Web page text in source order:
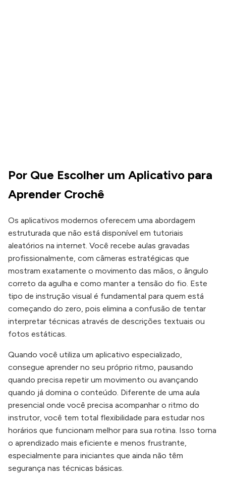
Por Que Escolher um Aplicativo para
Aprender Crochê
Os aplicativos modernos oferecem uma abordagem
estruturada que não está disponível em tutoriais
aleatórios na internet. Você recebe aulas gravadas
profissionalmente, com câmeras estratégicas que
mostram exatamente o movimento das mãos, o ângulo
correto da agulha e como manter a tensão do fio. Este
tipo de instrução visual é fundamental para quem está
começando do zero, pois elimina a confusão de tentar
interpretar técnicas através de descrições textuais ou
fotos estáticas.
Quando você utiliza um aplicativo especializado,
consegue aprender no seu próprio ritmo, pausando
quando precisa repetir um movimento ou avançando
quando já domina o conteúdo. Diferente de uma aula
presencial onde você precisa acompanhar o ritmo do
instrutor, você tem total flexibilidade para estudar nos
horários que funcionam melhor para sua rotina. Isso torna
o aprendizado mais eficiente e menos frustrante,
especialmente para iniciantes que ainda não têm
segurança nas técnicas básicas.